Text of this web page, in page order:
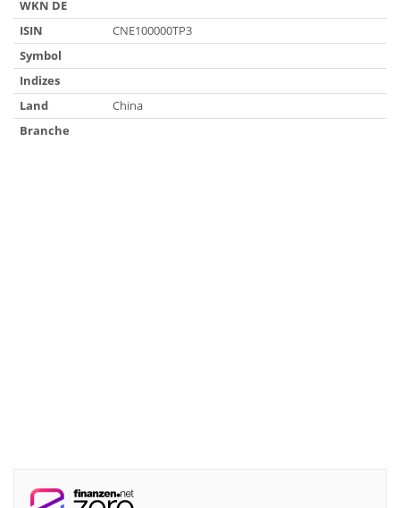
WKN DE
ISIN
CNE100000TP3
Symbol
Indizes
Land
China
Branche